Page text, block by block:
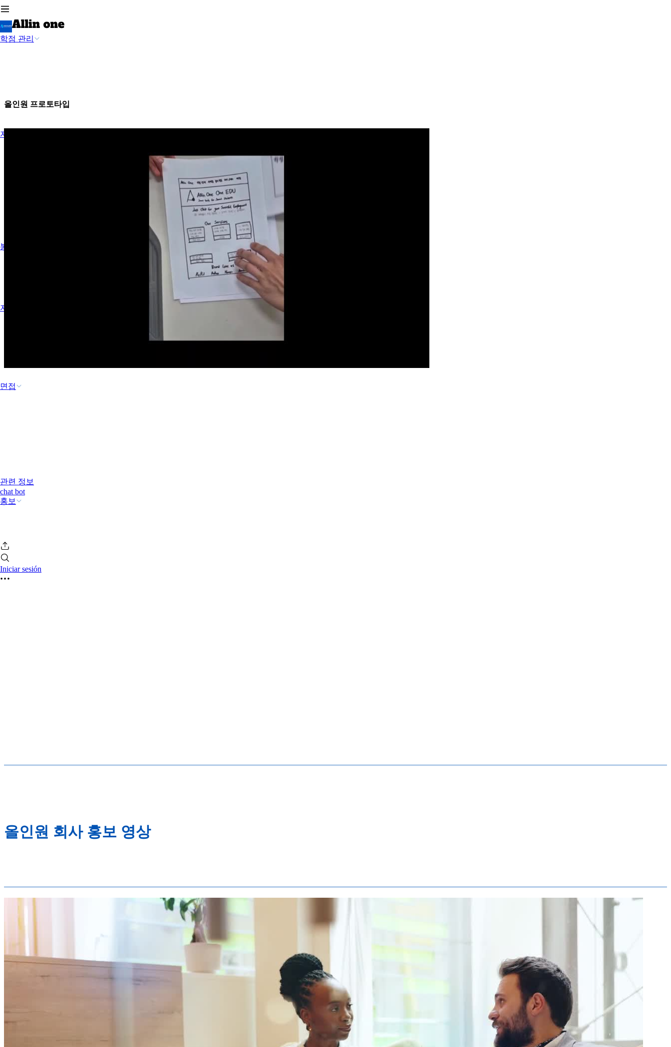
학점 관리
자격증
봉사 활동
자기 소개서
면접
관련 정보
chat bot
홍보
Iniciar sesión
올인원 프로토타입
올인원 회사 홍보 영상